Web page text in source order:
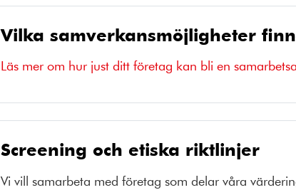
Vilka samverkansmöjligheter
Läs mer om hur just ditt företag kan bli en
Screening och etiska riktlinjer
Vi vill samarbeta med företag som delar våra